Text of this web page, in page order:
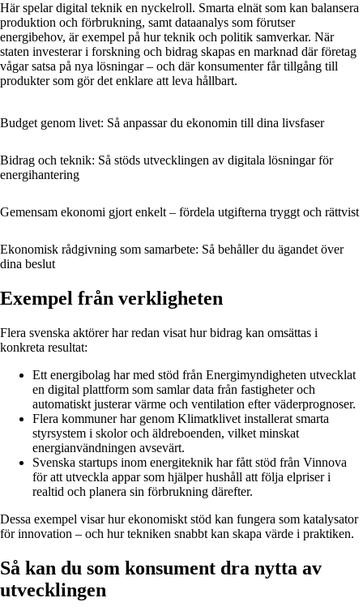
Här spelar digital teknik en nyckelroll. Smarta elnät som kan balansera
produktion och förbrukning, samt dataanalys som förutser
energibehov, är exempel på hur teknik och politik samverkar. När
staten investerar i forskning och bidrag skapas en marknad där företag
vågar satsa på nya lösningar – och där konsumenter får tillgång till
produkter som gör det enklare att leva hållbart.
Budget genom livet: Så anpassar du ekonomin till dina livsfaser
Bidrag och teknik: Så stöds utvecklingen av digitala lösningar för
energihantering
Gemensam ekonomi gjort enkelt – fördela utgifterna tryggt och rättvist
Ekonomisk rådgivning som samarbete: Så behåller du ägandet över
dina beslut
Exempel från verkligheten
Flera svenska aktörer har redan visat hur bidrag kan omsättas i
konkreta resultat:
Ett energibolag har med stöd från Energimyndigheten utvecklat
en digital plattform som samlar data från fastigheter och
automatiskt justerar värme och ventilation efter väderprognoser.
Flera kommuner har genom Klimatklivet installerat smarta
styrsystem i skolor och äldreboenden, vilket minskat
energianvändningen avsevärt.
Svenska startups inom energiteknik har fått stöd från Vinnova
för att utveckla appar som hjälper hushåll att följa elpriser i
realtid och planera sin förbrukning därefter.
Dessa exempel visar hur ekonomiskt stöd kan fungera som katalysator
för innovation – och hur tekniken snabbt kan skapa värde i praktiken.
Så kan du som konsument dra nytta av
utvecklingen